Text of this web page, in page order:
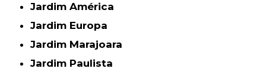
Jardim América
Jardim Europa
Jardim Marajoara
Jardim Paulista